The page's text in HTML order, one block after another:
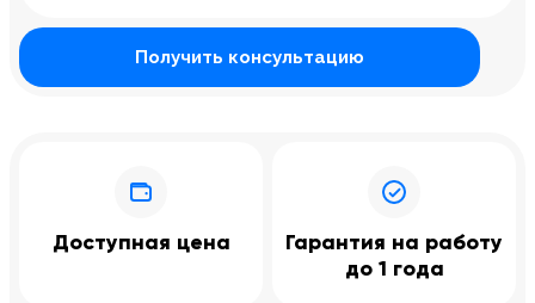
Получить консультацию
Доступная цена
Гарантия на работу
до 1 года